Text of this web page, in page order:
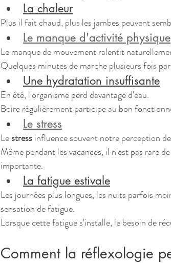
La chaleur
Plus il fait chaud, plus les jambes peuvent
Le manque d'activité physique
Le manque de mouvement ralentit
Quelques minutes de marche plusieurs fois
Une hydratation insuffisante
En été, l'organisme perd davantage d'eau.
Boire régulièrement participe au bon
Le stress
Le stress influence souvent notre perception
Même pendant les vacances, il n'est pas rare
importante.
La fatigue estivale
Les journées plus longues, les nuits parfois
sensation de fatigue.
Lorsque cette fatigue s'installe, le besoin de
Comment la réflexologie